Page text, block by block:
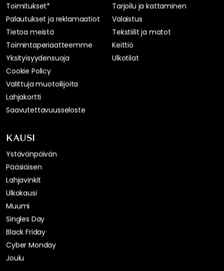
Toimitukset*
Palautukset ja reklamaatiot
Tietoa meistä
Toimintaperiaatteemme
Yksityisyydensuoja
Cookie Policy
Valittuja muotoilijoita
Lahjakortti
Saavutettavuusseloste
Tarjoilu ja kattaminen
Valaistus
Tekstiilit ja matot
Keittiö
Ulkotilat
KAUSI
Ystävänpäivän
Pääsiäisen
Lahjavinkit
Ulkokausi
Muumi
Singles Day
Black Friday
Cyber Monday
Joulu